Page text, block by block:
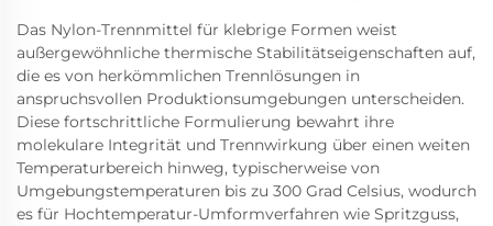
Das Nylon-Trennmittel für klebrige Formen weist
außergewöhnliche thermische Stabilitätseigenschaften auf,
die es von herkömmlichen Trennlösungen in
anspruchsvollen Produktionsumgebungen unterscheiden.
Diese fortschrittliche Formulierung bewahrt ihre
molekulare Integrität und Trennwirkung über einen weiten
Temperaturbereich hinweg, typischerweise von
Umgebungstemperaturen bis zu 300 Grad Celsius, wodurch
es für Hochtemperatur-Umformverfahren wie Spritzguss,